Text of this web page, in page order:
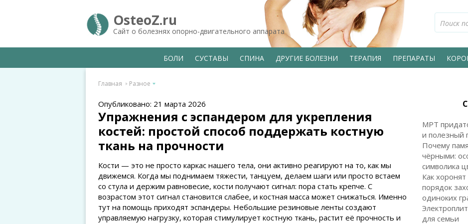
OsteoZ.ru
Сайт о болезнях опорно-двигательного аппарата
БОЛИ СУСТАВЫ СПИНА ДРУГИЕ БОЛЕЗНИ ТЕРАПИЯ ПРЕПАРАТЫ
Главная Разное
Опубликовано: 21 марта 2026
Упражнения с эспандером для укрепления
костей: простой способ поддержать костную
ткань на прочности
Кости — это не просто каркас нашего тела, они активно реагируют на то, как мы
движемся. Когда мы поднимаем тяжести, танцуем, делаем шаги или просто встаем
со стула и держим равновесие, кости получают сигнал: пора стать крепче. С
возрастом этот сигнал становится слабее, и костная масса может снижаться. Именно
тут на помощь приходят эспандеры. Небольшие резиновые ленты создают
управляемую нагрузку, которая стимулирует костную ткань, растит её прочность и
МРТ
и полезный
Почему
чёрными:
символика
Как
порядок
одиноких
для семьи